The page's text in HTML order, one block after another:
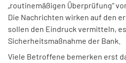
„routinemäßigen Überprüfung“
Die Nachrichten wirken auf den
sollen den Eindruck vermitteln,
Sicherheitsmaßnahme der Bank.
Viele Betroffene bemerken erst